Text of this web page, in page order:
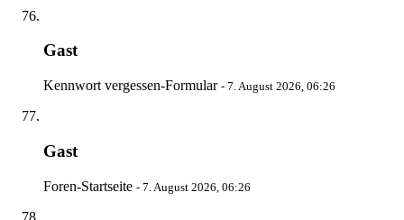
Gast
Kennwort vergessen-Formular - 7. August 2026, 06:26
Gast
Foren-Startseite - 7. August 2026, 06:26